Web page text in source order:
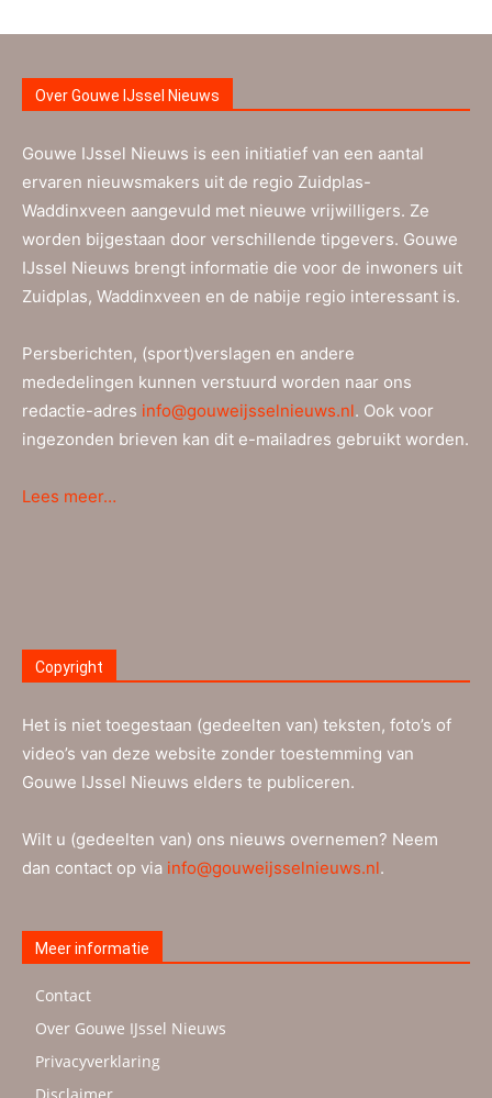
Over Gouwe IJssel Nieuws
Gouwe IJssel Nieuws is een initiatief van een aantal
ervaren nieuwsmakers uit de regio Zuidplas-
Waddinxveen aangevuld met nieuwe vrijwilligers. Ze
worden bijgestaan door verschillende tipgevers. Gouwe
IJssel Nieuws brengt informatie die voor de inwoners uit
Zuidplas, Waddinxveen en de nabije regio interessant is.
Persberichten, (sport)verslagen en andere
mededelingen kunnen verstuurd worden naar ons
redactie-adres info@gouweijsselnieuws.nl. Ook voor
ingezonden brieven kan dit e-mailadres gebruikt worden.
Lees meer…
Copyright
Het is niet toegestaan (gedeelten van) teksten, foto’s of
video’s van deze website zonder toestemming van
Gouwe IJssel Nieuws elders te publiceren.
Wilt u (gedeelten van) ons nieuws overnemen? Neem
dan contact op via info@gouweijsselnieuws.nl.
Meer informatie
Contact
Over Gouwe IJssel Nieuws
Privacyverklaring